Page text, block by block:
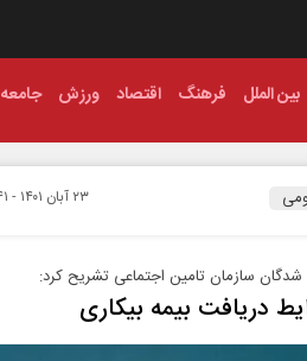
بین الملل فرهنگ اقتصاد ورزش جامعه
۲۳ آبان ۱۴۰۱ - ۱۹:۴۱
شدگان سازمان تامین‌ اجتماعی تشریح کرد:
دریافت بیمه بیکاری